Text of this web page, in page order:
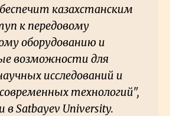
казахстанским
к передовому
оборудованию и
возможности для
исследований и
технологий",
в Satbayev University.